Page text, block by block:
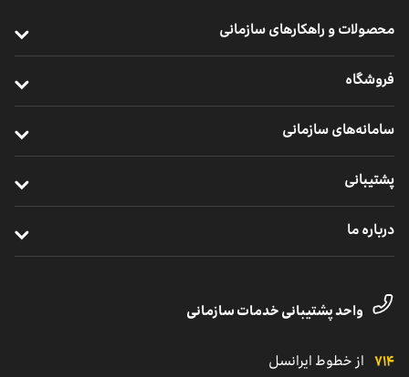
محصولات و راهکارهای سازمانی
ارتباطات یکپارچه سازمانی
خدمات ابری
اینترنت اشیا
خدمات دیجیتال
فروشگاه
خرید ردیاب خودرو
سامانه‌های سازمانی
مدیریت هوشمند ناوگان
پشتیبانی
نمایندگی
درباره ما
داستان موفقیت
واحد پشتیبانی خدمات سازمانی
۷۱۴ از خطوط ایرانسل